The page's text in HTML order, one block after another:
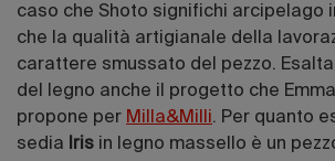
caso che Shoto significhi arcipelago
che la qualità artigianale della
carattere smussato del pezzo.
del legno anche il progetto che
propone per Milla&Milli. Per quanto
sedia
Iris in legno massello è un